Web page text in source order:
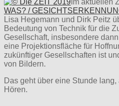
WAS? /
Lisa Hegemann und Dirk Peitz
Bedeutung von Technik für die
Gesellschaft, insbesondere
eine Projektionsfläche für
zukünftiger Gesellschaften ist
von Bildern.
Das geht über eine Stunde
Hören.